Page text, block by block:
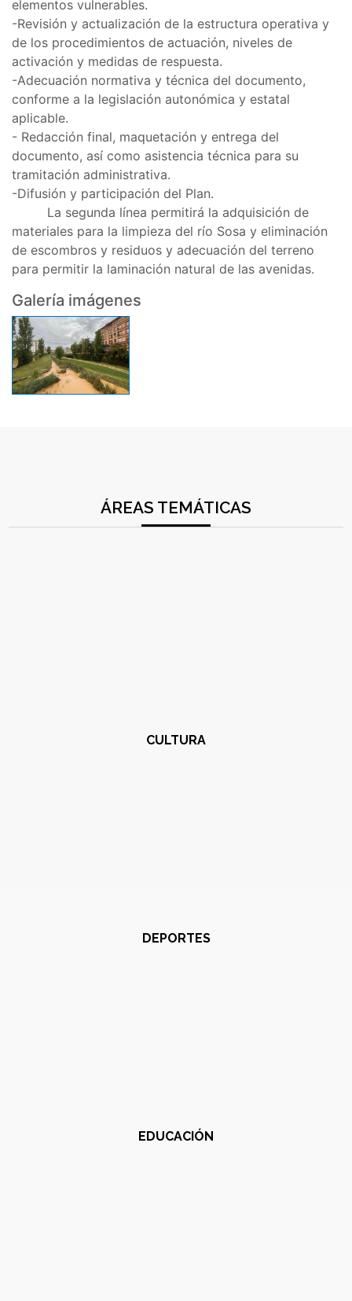
elementos vulnerables.
-Revisión y actualización de la estructura operativa y
de los procedimientos de actuación, niveles de
activación y medidas de respuesta.
-Adecuación normativa y técnica del documento,
conforme a la legislación autonómica y estatal
aplicable.
- Redacción final, maquetación y entrega del
documento, así como asistencia técnica para su
tramitación administrativa.
-Difusión y participación del Plan.
La segunda línea permitirá la adquisición de
materiales para la limpieza del río Sosa y eliminación
de escombros y residuos y adecuación del terreno
para permitir la laminación natural de las avenidas.
Galería imágenes
ÁREAS TEMÁTICAS
CULTURA
DEPORTES
EDUCACIÓN